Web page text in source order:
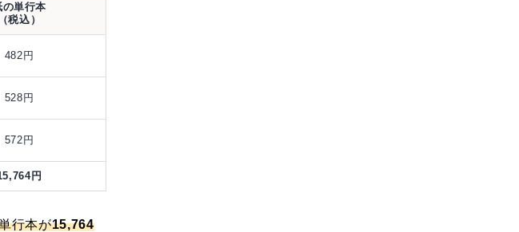
の単行本
（税込）
482円
528円
572円
円
行本が15,764